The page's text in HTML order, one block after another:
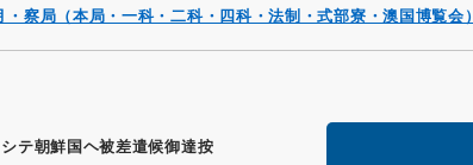
察局（本局・一科・二科・四科・法制・式部寮・澳国博覧会）
テ朝鮮国ヘ被差遣候御達按